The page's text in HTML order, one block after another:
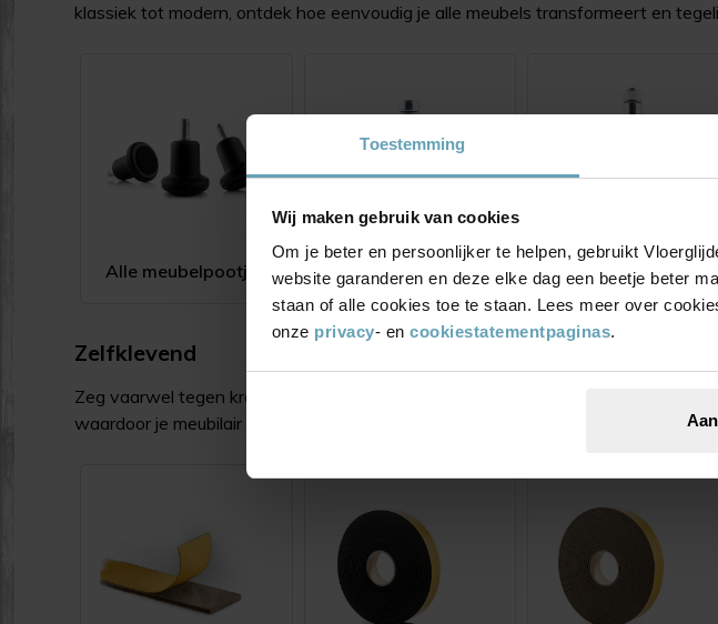
Toestemming
Wij maken gebruik van cookies
Om je beter en persoonlijker te helpen, gebruikt
website garanderen en deze elke dag een beetje beter
staan of alle cookies toe te staan. Lees meer over
onze privacy- en cookiestatementpaginas.
klassiek tot modern, ontdek hoe eenvoudig je alle meubels transformeert en
Alle meubelpootjes 38 mm 55 mm
Zelfklevend
Zeg vaarwel tegen krassen en lawaai met onze
. Ze zijn
waardoor je meubilair moeiteloos en geruisloos door de kamer glijdt.